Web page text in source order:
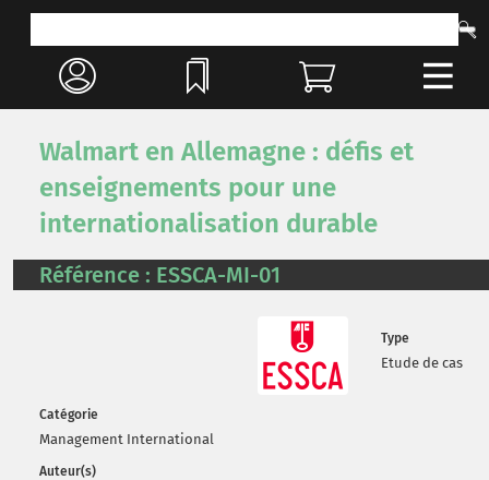
Walmart en Allemagne : défis et
enseignements pour une
internationalisation durable
Référence : ESSCA-MI-01
Type
Etude de cas
Catégorie
Management International
Auteur(s)